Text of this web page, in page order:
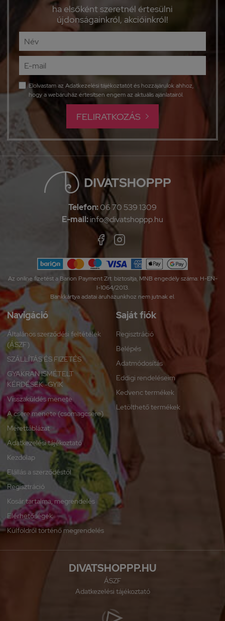
ha elsőként szeretnél értesülni
újdonságainkról, akcióinkról!
Elolvastam az Adatkezelési tájékoztatótés hozzájárulok ahhoz,
hogy a webáruház értesítsen engem az aktuális ajánlatairól.
FELIRATKOZÁS 
Telefon:06 70 539 1309
E-mail:info@divatshoppp.hu
Az online fizetést a Barion Payment Zrt. biztosítja, MNB engedély száma: H-EN-
I-1064/2013.
Bankkártya adatai áruházunkhoz nem jutnak el.
Navigáció
Általános szerződési feltételek
(ÁSZF)
SZÁLLÍTÁS ÉS FIZETÉS
GYAKRAN ISMÉTELT
KÉRDÉSEK -GYIK
Visszaküldés menete
A csere menete (csomagcsere)
Mérettáblázat
Adatkezelési tájékoztató
Kezdőlap
Elállás a szerződéstől
Regisztráció
Kosár tartalma, megrendelés
Elérhetőségek
Külföldről történő megrendelés
Saját fiók
Regisztráció
Belépés
Adatmódosítás
Eddigi rendeléseim
Kedvenc termékek
Letölthető termékek
DIVATSHOPPP.HU
ÁSZF
Adatkezelési tájékoztató